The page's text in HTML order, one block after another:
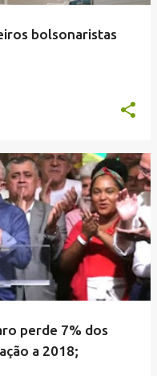
bolsonaristas
perde 7% dos
a 2018;